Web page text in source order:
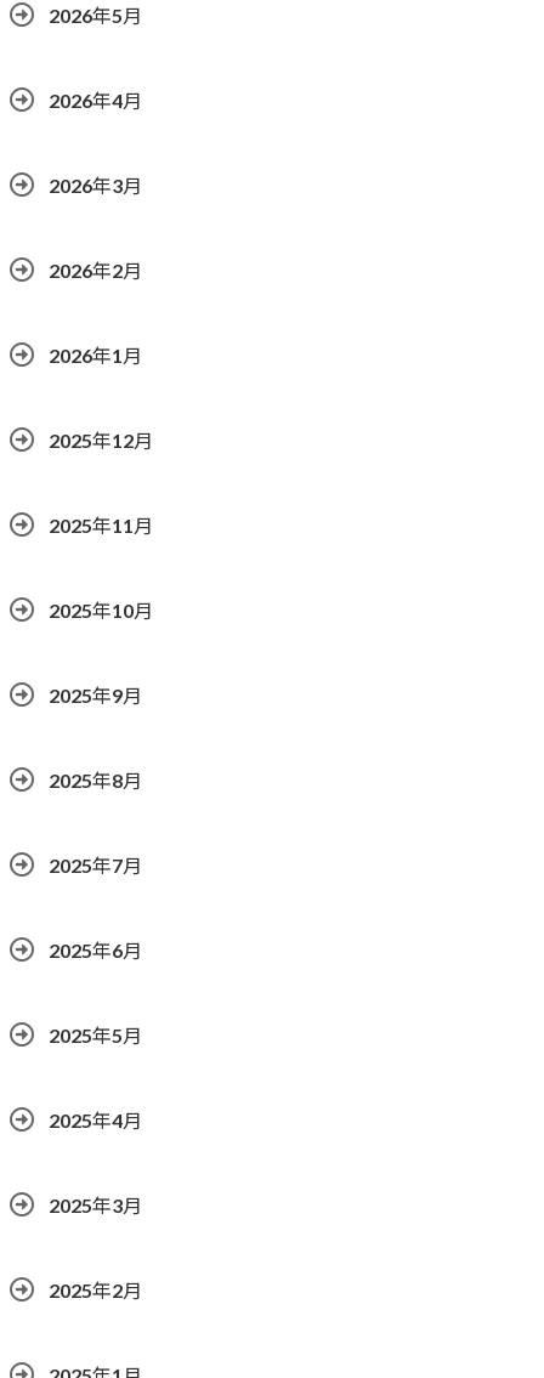
2026年5月
2026年4月
2026年3月
2026年2月
2026年1月
2025年12月
2025年11月
2025年10月
2025年9月
2025年8月
2025年7月
2025年6月
2025年5月
2025年4月
2025年3月
2025年2月